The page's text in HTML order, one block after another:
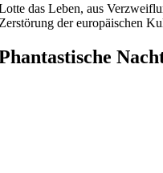
das Leben, aus
der europäischen